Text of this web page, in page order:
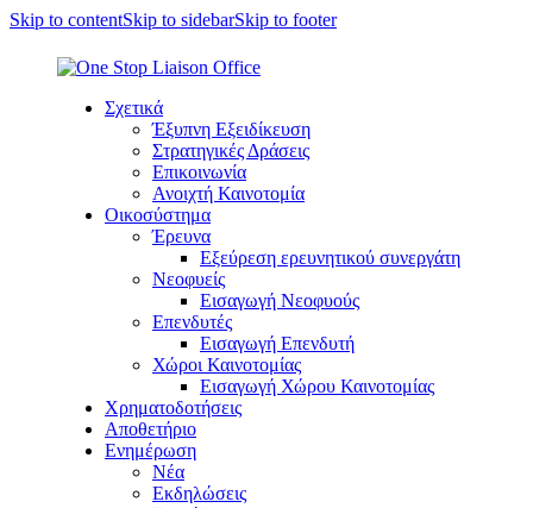
Skip to contentSkip to sidebarSkip to footer
Σχετικά
Έξυπνη Εξειδίκευση
Στρατηγικές Δράσεις
Επικοινωνία
Ανοιχτή Καινοτομία
Οικοσύστημα
Έρευνα
Εξεύρεση ερευνητικού συνεργάτη
Νεοφυείς
Εισαγωγή Νεοφυούς
Επενδυτές
Εισαγωγή Επενδυτή
Χώροι Καινοτομίας
Εισαγωγή Χώρου Καινοτομίας
Χρηματοδοτήσεις
Αποθετήριο
Ενημέρωση
Νέα
Εκδηλώσεις